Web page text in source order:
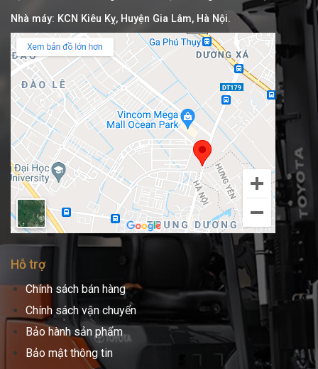
Nhà máy: KCN Kiêu Kỵ, Huyện Gia Lâm, Hà Nội.
Hỗ trợ
Chính sách bán hàng
Chính sách vận chuyển
Bảo hành sản phẩm
Bảo mật thông tin